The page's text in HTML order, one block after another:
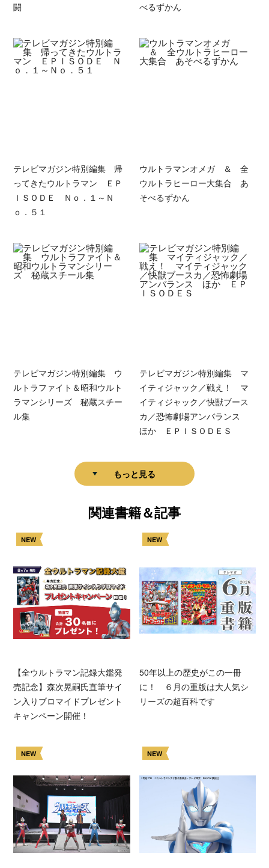
闘
べるずかん
テレビマガジン特別編集 帰
ってきたウルトラマン ＥＰ
ＩＳＯＤＥ Ｎｏ．１～Ｎ
ｏ．５１
ウルトラマンオメガ ＆ 全
ウルトラヒーロー大集合 あ
そべるずかん
テレビマガジン特別編集 ウ
ルトラファイト＆昭和ウルト
ラマンシリーズ 秘蔵スチー
ル集
テレビマガジン特別編集 マ
イティジャック／戦え！ マ
イティジャック／快獣ブース
カ／恐怖劇場アンバランス
ほか ＥＰＩＳＯＤＥＳ
もっと見る
関連書籍＆記事
NEW
【全ウルトラマン記録大鑑発
売記念】森次晃嗣氏直筆サイ
ン入りブロマイドプレゼント
キャンペーン開催！
NEW
50年以上の歴史がこの一冊
に！ ６月の重版は大人気シ
リーズの超百科です
NEW NEW